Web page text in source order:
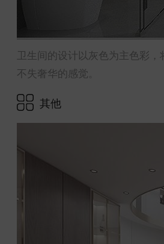
卫生间的设计以灰色为主色彩
不失奢华的感觉。
其他